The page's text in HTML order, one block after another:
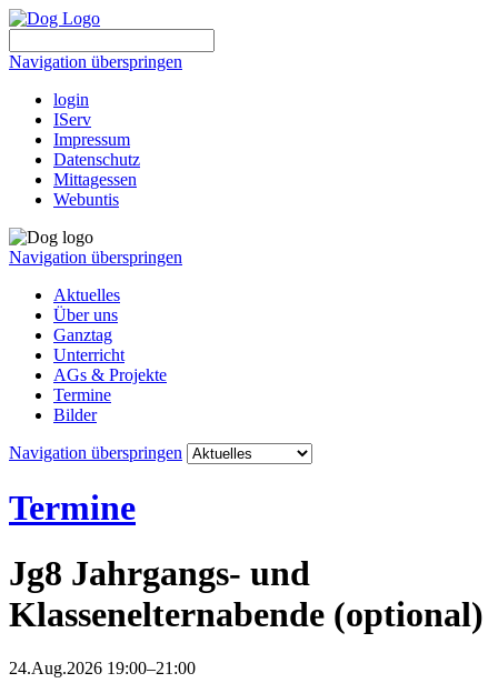
Navigation überspringen
login
IServ
Impressum
Datenschutz
Mittagessen
Webuntis
Navigation überspringen
Aktuelles
Über uns
Ganztag
Unterricht
AGs & Projekte
Termine
Bilder
Navigation überspringen
Termine
Jg8 Jahrgangs- und
Klassenelternabende (optional)
24.Aug.2026 19:00–21:00